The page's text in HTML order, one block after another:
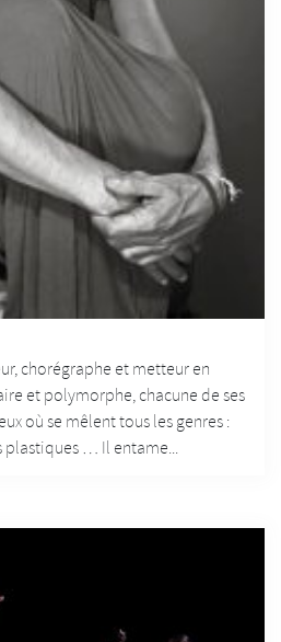
chorégraphe et metteur en
et polymorphe, chacune de ses
où se mêlent tous les genres :
plastiques … Il entame...